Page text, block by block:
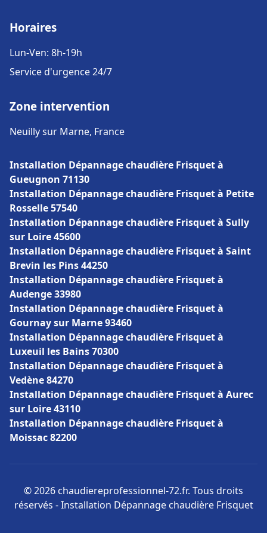
Horaires
Lun-Ven: 8h-19h
Service d'urgence 24/7
Zone intervention
Neuilly sur Marne, France
Installation Dépannage chaudière Frisquet à
Gueugnon 71130
Installation Dépannage chaudière Frisquet à Petite
Rosselle 57540
Installation Dépannage chaudière Frisquet à Sully
sur Loire 45600
Installation Dépannage chaudière Frisquet à Saint
Brevin les Pins 44250
Installation Dépannage chaudière Frisquet à
Audenge 33980
Installation Dépannage chaudière Frisquet à
Gournay sur Marne 93460
Installation Dépannage chaudière Frisquet à
Luxeuil les Bains 70300
Installation Dépannage chaudière Frisquet à
Vedène 84270
Installation Dépannage chaudière Frisquet à Aurec
sur Loire 43110
Installation Dépannage chaudière Frisquet à
Moissac 82200
© 2026 chaudiereprofessionnel-72.fr. Tous droits
réservés - Installation Dépannage chaudière Frisquet